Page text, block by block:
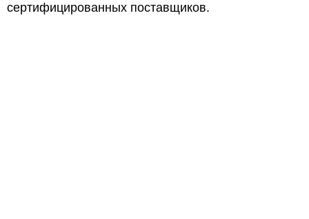
сертифицированных поставщиков.